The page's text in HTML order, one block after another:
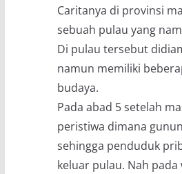
Caritanya di provinsi
sebuah pulau yang
Di pulau tersebut
namun memiliki
budaya.
Pada abad 5 setelah
peristiwa dimana
sehingga penduduk
keluar pulau. Nah pada